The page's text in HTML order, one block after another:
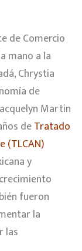
de Comercio
mano a la
Chrystia
de
Martin
deTratado
(TLCAN)
y
fueron
la
las